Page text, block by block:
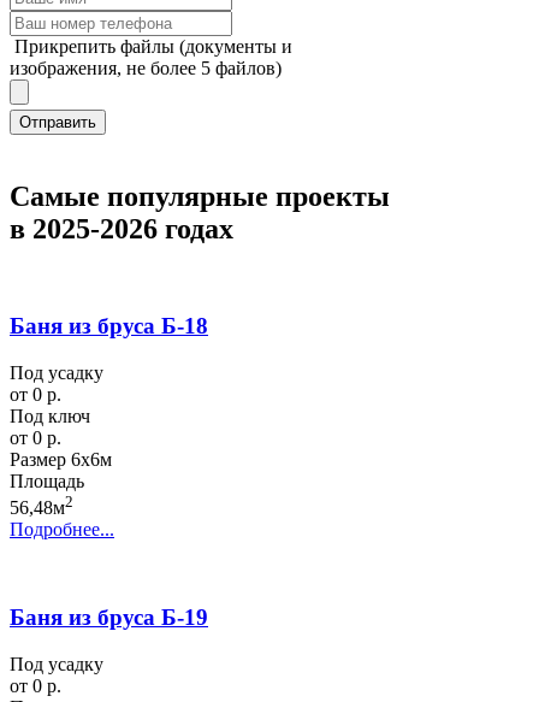
Прикрепить файлы (документы и
изображения, не более 5 файлов)
Отправить
Самые популярные проекты
в 2025-2026 годах
Баня из бруса Б-18
Под усадку
от 0 р.
Под ключ
от 0 р.
Размер 6х6м
Площадь
56,48м2
Подробнее...
Баня из бруса Б-19
Под усадку
от 0 р.